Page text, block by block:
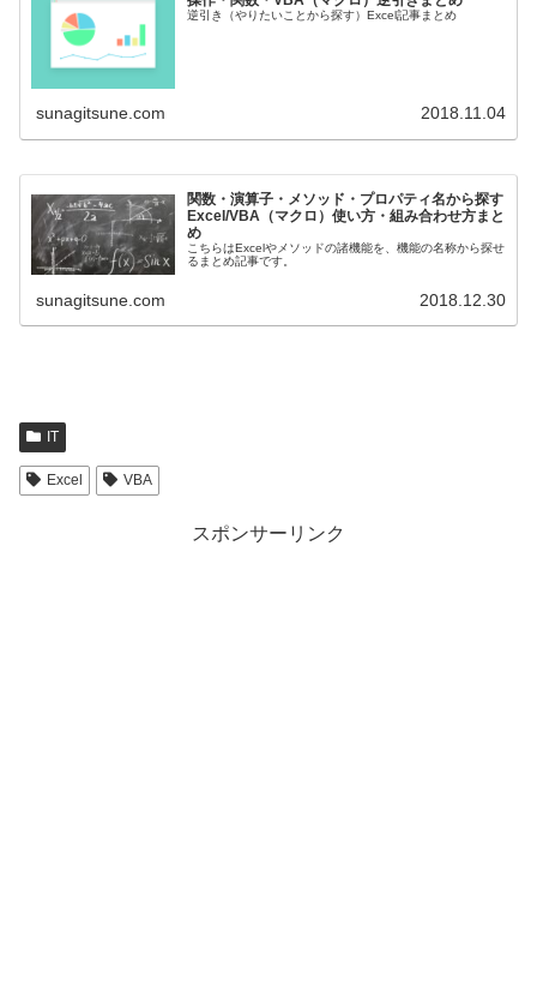
逆引き（やりたいことから探す）Excel記事まとめ
sunagitsune.com 2018.11.04
関数・演算子・メソッド・プロパティ名から探す
Excel/VBA（マクロ）使い方・組み合わせ方まと
め
こちらはExcelやメソッドの諸機能を、機能の名称から探せ
るまとめ記事です。
sunagitsune.com 2018.12.30
IT
Excel VBA
スポンサーリンク